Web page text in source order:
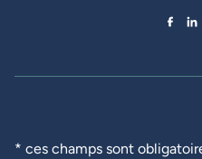
* ces champs sont